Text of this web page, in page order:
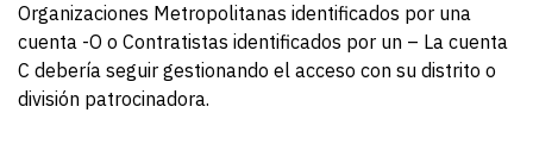
Organizaciones Metropolitanas identificados por una
cuenta -O o Contratistas identificados por un – La cuenta
C debería seguir gestionando el acceso con su distrito o
división patrocinadora.